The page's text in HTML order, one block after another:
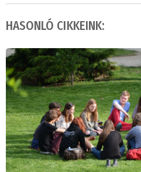
HASONLÓ CIKKEINK: